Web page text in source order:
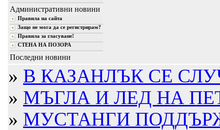
Административни новини
Правила на сайта
Защо не мога да се регистрирам?
Правила за гласуване!
СТЕНА НА ПОЗОРА
Последни новини
» В КАЗАНЛЪК СЕ
» МЪГЛА И ЛЕД НА
» МУСТАНГИ